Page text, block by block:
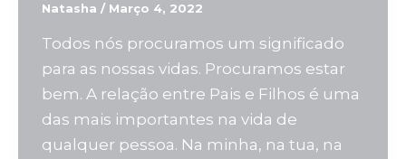
Natasha / Março 4, 2022
Todos nós procuramos um significado
para as nossas vidas. Procuramos estar
bem. A relação entre Pais e Filhos é uma
das mais importantes na vida de
qualquer pessoa. Na minha, na tua, na